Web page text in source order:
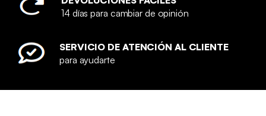
14 días para cambiar de opinión
SERVICIO DE ATENCIÓN AL CLIENTE
para ayudarte